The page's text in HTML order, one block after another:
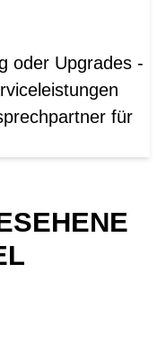
oder Upgrades -
für